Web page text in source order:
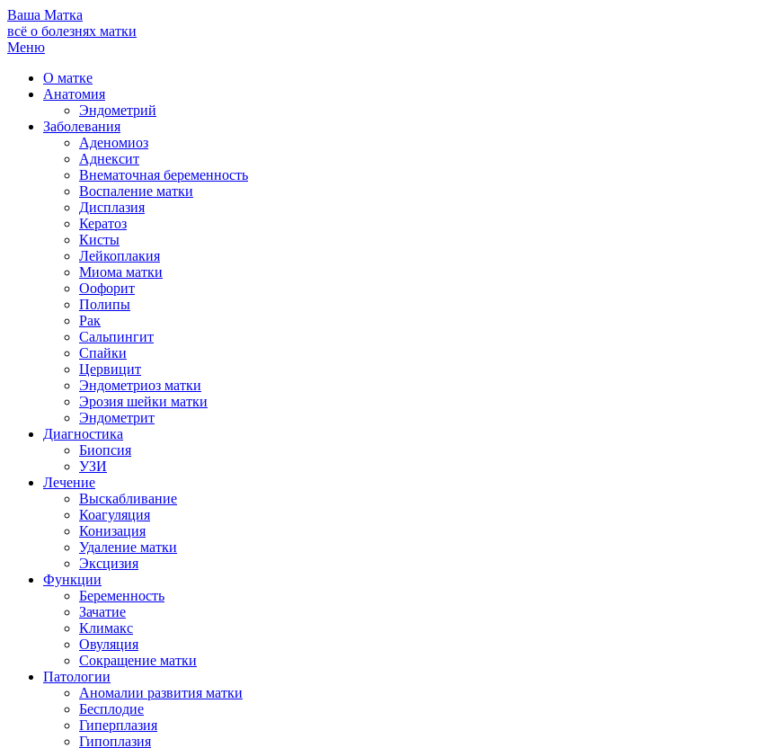
Ваша Матка
всё о болезнях матки
Меню
О матке
Анатомия
Эндометрий
Заболевания
Аденомиоз
Аднексит
Внематочная беременность
Воспаление матки
Дисплазия
Кератоз
Кисты
Лейкоплакия
Миома матки
Оофорит
Полипы
Рак
Сальпингит
Спайки
Цервицит
Эндометриоз матки
Эрозия шейки матки
Эндометрит
Диагностика
Биопсия
УЗИ
Лечение
Выскабливание
Коагуляция
Конизация
Удаление матки
Эксцизия
Функции
Беременность
Зачатие
Климакс
Овуляция
Сокращение матки
Патологии
Аномалии развития матки
Бесплодие
Гиперплазия
Гипоплазия